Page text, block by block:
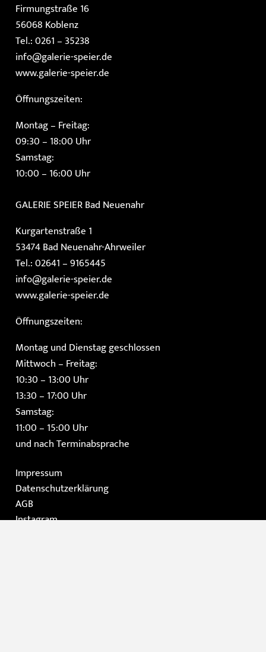
Firmungstraße 16
56068 Koblenz
Tel.: 0261 – 35238
info@galerie-speier.de
www.galerie-speier.de
Öffnungszeiten:
Montag – Freitag:
09:30 – 18:00 Uhr
Samstag:
10:00 – 16:00 Uhr
GALERIE SPEIERBad Neuenahr
Kurgartenstraße 1
53474 Bad Neuenahr-Ahrweiler
Tel.: 02641 – 9165445
info@galerie-speier.de
www.galerie-speier.de
Öffnungszeiten:
Montag und Dienstag geschlossen
Mittwoch – Freitag:
10:30 – 13:00 Uhr
13:30 – 17:00 Uhr
Samstag:
11:00 – 15:00 Uhr
und nach Terminabsprache
Impressum
Datenschutzerklärung
AGB
Instagram